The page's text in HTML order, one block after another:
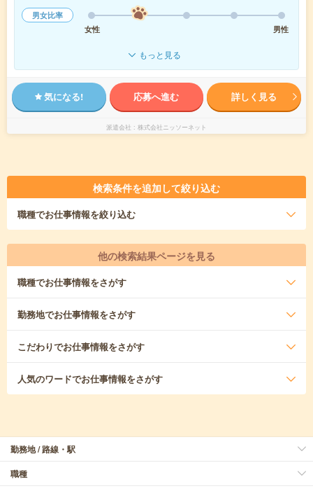
男女比率
女性
男性
もっと見る
気になる! 応募へ進む 詳しく見る
派遣会社 株式会社ニッソーネット
検索条件を追加して絞り込む
職種でお仕事情報を絞り込む
他の検索結果ページを見る
職種でお仕事情報をさがす
勤務地でお仕事情報をさがす
こだわりでお仕事情報をさがす
人気のワードでお仕事情報をさがす
勤務地 / 路線・駅
職種